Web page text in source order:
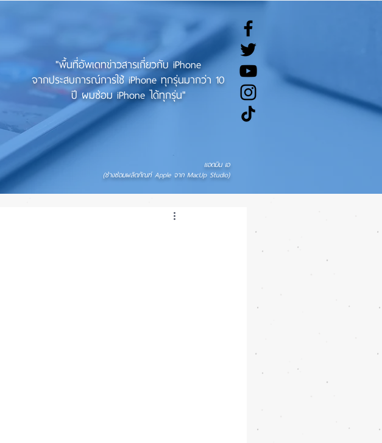
"พื้นที่อัพเดทข่าวสารเกี่ยวกับ iPhone
จากประสบการณ์การใช้ iPhone ทุกรุ่นมากว่า 10
ปี ผมซ่อม iPhone ได้ทุกรุ่น"
แอดมิน เอ
(ช่างซ่อมผลิตภัณฑ์ Apple จาก MacUp Studio)